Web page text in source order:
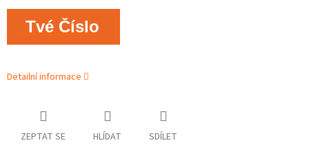
Tvé Číslo
Detailní informace
ZEPTAT SE HLÍDAT SDÍLET